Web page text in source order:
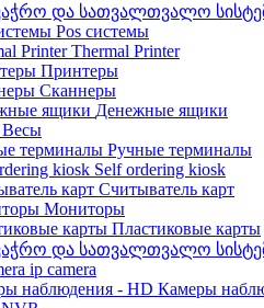
Pos системы
Thermal Printer
Принтеры
Сканнеры
Денежные ящики
Весы
Ручные терминалы
Self ordering kiosk
Считыватель карт
Мониторы
Пластиковые карты
ip camera
Камеры